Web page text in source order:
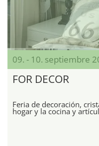
09. - 10. septiembre
FOR DECOR
Feria de decoración,
hogar y la cocina y